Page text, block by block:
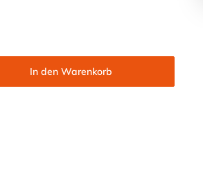
In den Warenkorb